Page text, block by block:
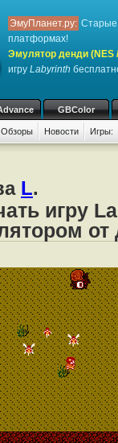
ЭмуПланет.ру: Старые
платформах!
Эмулятор денди (NES
игру Labyrinth
GBColor
Обзоры Новости Игры:
L.
игру
от